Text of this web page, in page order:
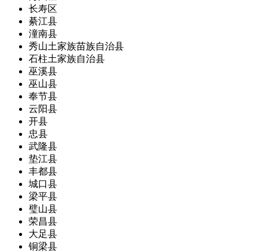
长寿区
綦江县
潼南县
秀山土家族苗族自治县
石柱土家族自治县
巫溪县
巫山县
奉节县
云阳县
开县
忠县
武隆县
垫江县
丰都县
城口县
梁平县
璧山县
荣昌县
大足县
铜梁县